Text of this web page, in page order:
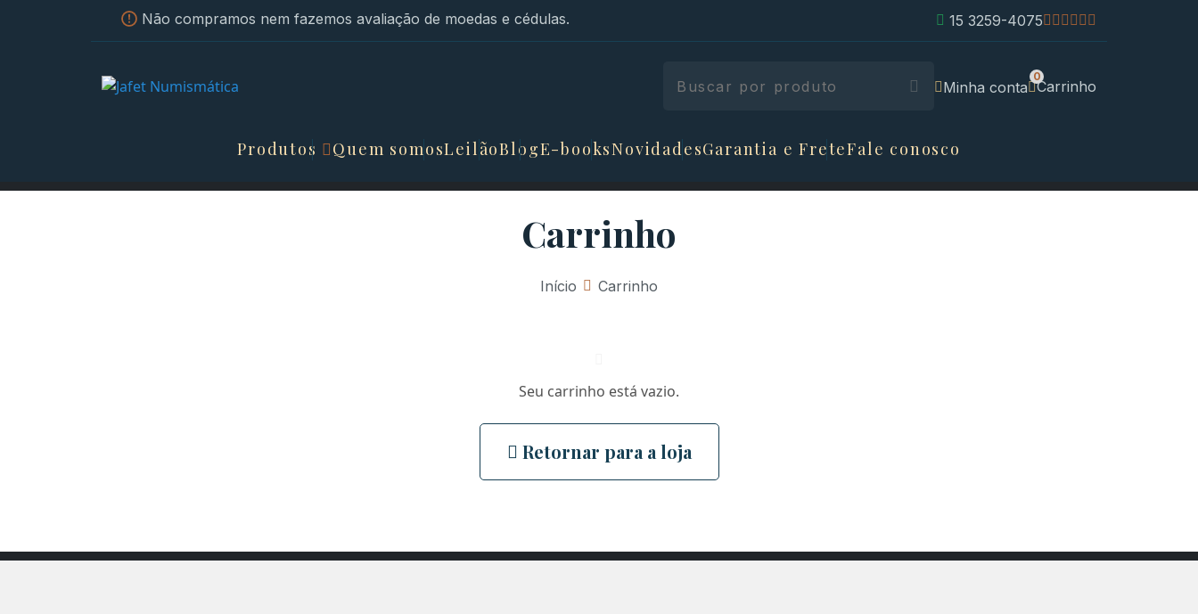
Não compramos nem fazemos avaliação de moedas e cédulas. 15 3259-4075
Minha conta Carrinho
Produtos Quem somosLeilãoBlogE-booksNovidadesGarantia e FreteFale conosco
Carrinho
Início » Carrinho
Seu carrinho está vazio.
Retornar para a loja